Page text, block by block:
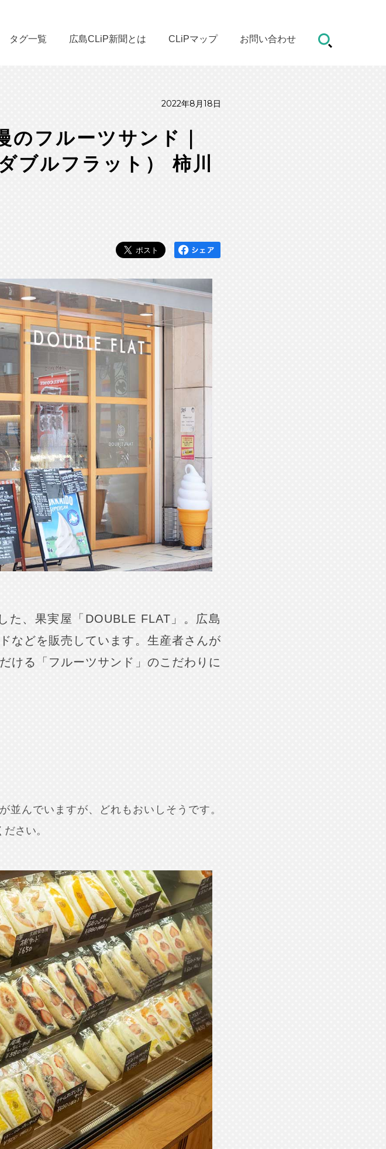
タグ一覧 広島CLiP新聞とは CLiPマップ お問い合わせ
2022年8月18日
のフルーツサンド｜
ブルフラット） 柿川
た、果実屋「DOUBLE FLAT」。広島
などを販売しています。生産者さんが
ける「フルーツサンド」のこだわりに
並んでいますが、どれもおいしそうです。
さい。